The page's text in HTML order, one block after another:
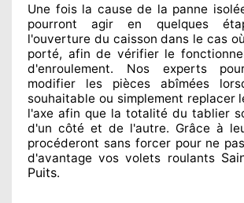
Une fois la causede la panne
pourront agiren quelques
l'ouverture du caisson dans le cas
porté, afin de vérifier le
d'enroulement. Nos experts
modifier les pièces abîmées
souhaitable ou simplement replacer
l'axe afin que la totalité du tablier
d'un côté et de l'autre. Grâce à
procéderont sans forcer pourne
d'avantage vos volets roulants
Puits.